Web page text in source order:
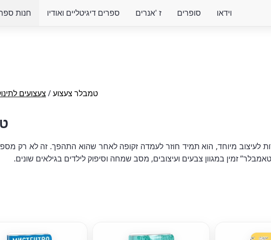
חנות ספרים דיגיטליים ואודיו ז 'אנרים סופרים וידאו
צעצועים /טמבלר צעצוע
לעיצוב מיוחד, הוא תמיד חוזר לעמדה זקופה לאחר שהוא התהפך. זה לא רק
זמין במגוון צבעים ועיצובים, מסב שמחה וסיפוק לילדים בגילאים שונים.